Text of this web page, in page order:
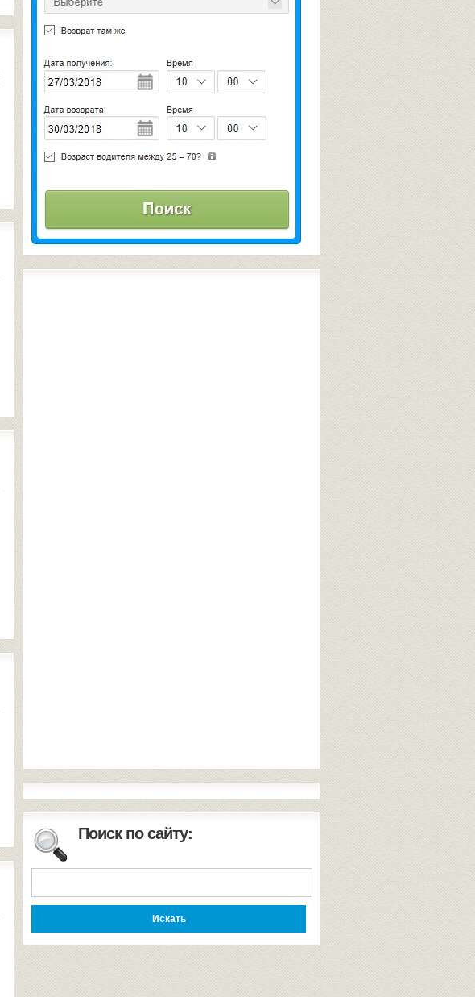
Поиск по сайту: